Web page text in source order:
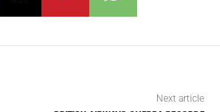
Next article